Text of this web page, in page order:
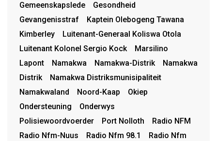
Gemeenskapslede
Gesondheid
Gevangenisstraf
Kaptein Olebogeng Tawana
Kimberley
Luitenant-Generaal Koliswa Otola
Luitenant Kolonel Sergio Kock
Marsilino
Lapont
Namakwa Namakwa-Distrik
Namakwa
Distrik
Namakwa Distriksmunisipaliteit
Namakwaland
Noord-Kaap
Okiep
Ondersteuning
Onderwys
Polisiewoordvoerder
Port Nolloth
Radio NFM
Radio Nfm-Nuus
Radio Nfm 98.1
Radio Nfm